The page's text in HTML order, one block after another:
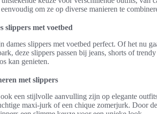
om ze op diverse manieren te
slippers met voetbed
dames slippers met voetbed perfect. Of het nu
deze slippers passen bij jeans, shorts of
kan genieten.
met slippers
een stijlvolle aanvulling zijn op elegante
maxi-jurk of een chique zomerjurk. Door